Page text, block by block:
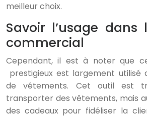
meilleur choix.
Savoir l’usage dans
commercial
Cependant, il est à noter que
prestigieux est largement utilisé
de vêtements. Cet outil est
transporter des vêtements, mais
des cadeaux pour fidéliser la